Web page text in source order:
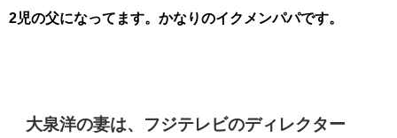
2児の父になってます。かなりのイクメンパパです。
大泉洋の妻は、 フジテレビのディレクター